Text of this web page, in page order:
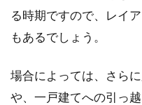
る時期ですので、レイ
もあるでしょう。
場合によっては、さら
や、一戸建てへの引っ